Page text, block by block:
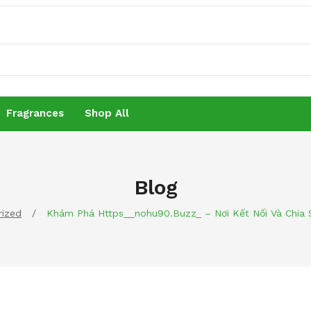
Fragrances Shop All
Blog
/ Khám Phá Https__nohu90.buzz_ – Nơi Kết Nối Và Chia